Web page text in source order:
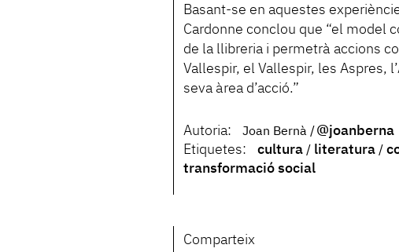
Basant-se en aquestes
Cardonne conclou que “el model
de la llibreria i permetrà accions
Vallespir, el Vallespir, les Aspres,
seva àrea d’acció.”
Autoria: Joan Bernà
@joanberna
Etiquetes:
cultura literatura
transformació social
Comparteix